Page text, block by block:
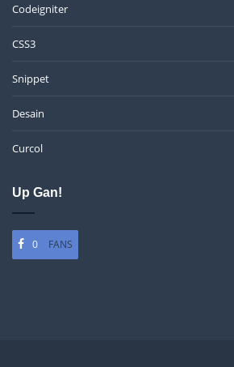
Codeigniter
CSS3
Snippet
Desain
Curcol
Up Gan!
0 FANS